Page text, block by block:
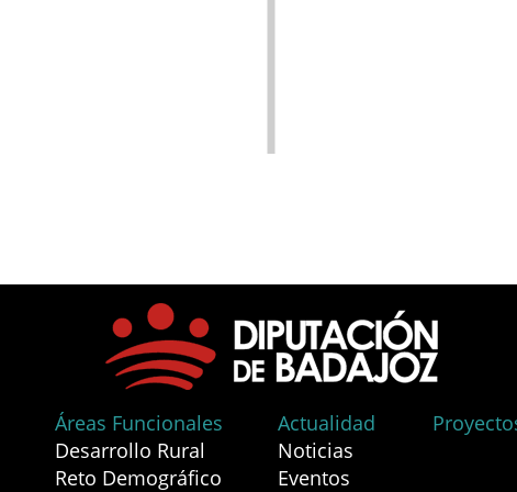
Áreas Funcionales
Desarrollo Rural
Reto Demográfico
Actualidad
Noticias
Eventos